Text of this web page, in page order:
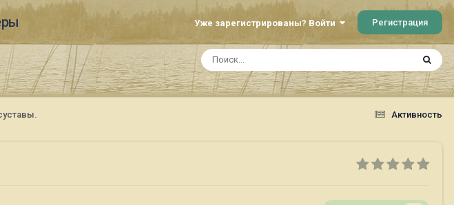
Уже зарегистрированы? Войти Регистрация
Активность